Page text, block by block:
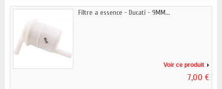
Filtre a essence - Ducati - 9MM...
Voir ce produit
7,00 €